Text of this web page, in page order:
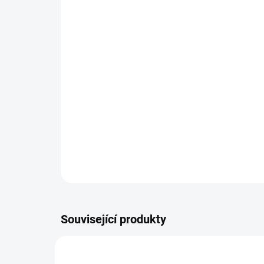
Související produkty